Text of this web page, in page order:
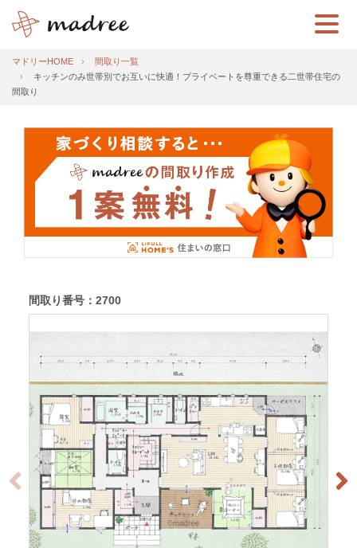
マドリーHOME
間取り一覧
キッチンのみ世帯別でお互いに快適！プライベートを尊重できる二世帯住宅の
間取り
間取り番号：2700